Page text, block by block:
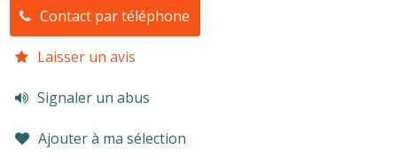
Contact par téléphone
Laisser un avis
Signaler un abus
Ajouter à ma sélection